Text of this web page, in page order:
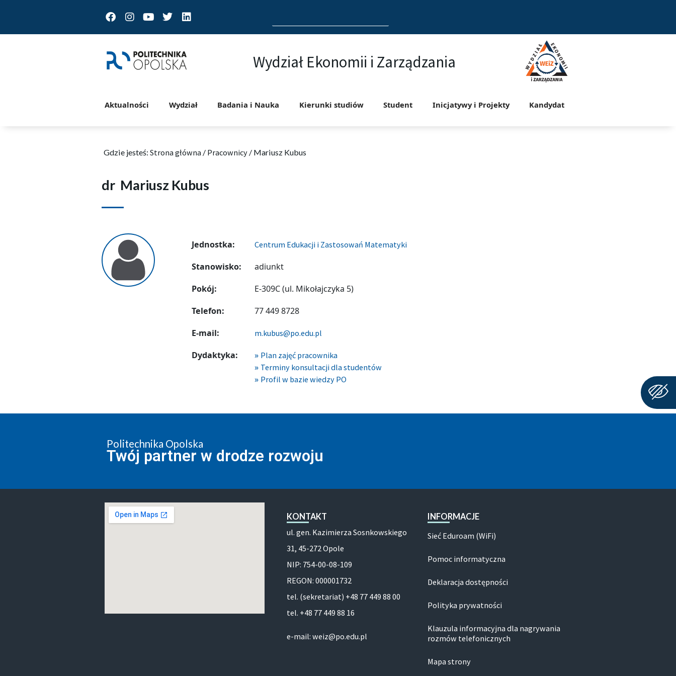
FacebookInstagram
Youtube
TwitterLinkedin
for:
Wydział Ekonomii i Zarządzania
Aktualności Wydział Badania i Nauka Kierunki studiów Student Inicjatywy i Projekty Kandydat
Gdzie jesteś: Strona główna / Pracownicy/ Mariusz Kubus
dr Mariusz Kubus
Jednostka: Centrum Edukacji i Zastosowań Matematyki
Stanowisko:
adiunkt
Pokój:
E-309C (ul. Mikołajczyka 5)
Telefon:
77 449 8728
E-mail:
m.kubus@po.edu.pl
Dydaktyka:
Plan zajęć pracownika
Terminy konsultacji dla studentów
Profil w bazie wiedzy PO
Politechnika Opolska
Twój partner w drodze rozwoju
KONTAKT
ul. gen. Kazimierza Sosnkowskiego
31, 45-272 Opole
NIP: 754-00-08-109
REGON: 000001732
tel. (sekretariat) +48 77 449 88 00
tel. +48 77 449 88 16
e-mail: weiz@po.edu.pl
INFORMACJE
Sieć Eduroam (WiFi)
Pomoc informatyczna
Deklaracja dostępności
Polityka prywatności
Klauzula informacyjna dla nagrywania
rozmów telefonicznych
Mapa strony